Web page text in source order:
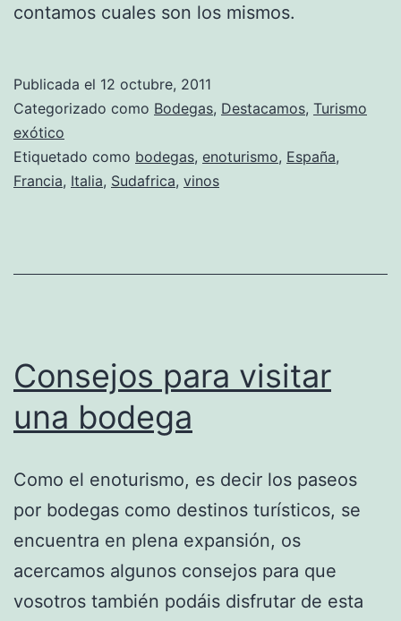
contamos cuales son los mismos.
Publicada el 12 octubre, 2011
Categorizado como Bodegas, Destacamos, Turismo
exótico
Etiquetado como bodegas, enoturismo, España,
Francia, Italia, Sudafrica, vinos
Consejos para visitar
una bodega
Como el enoturismo, es decir los paseos
por bodegas como destinos turísticos, se
encuentra en plena expansión, os
acercamos algunos consejos para que
vosotros también podáis disfrutar de esta